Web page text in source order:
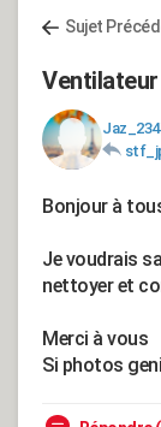
Sujet
Bonjour à
Je voudrais
nettoyer et
Merci à vous
Si photos